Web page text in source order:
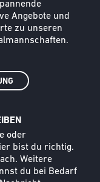
Angebote und
zu unseren
oder
bist du richtig.
Weitere
du bei Bedarf